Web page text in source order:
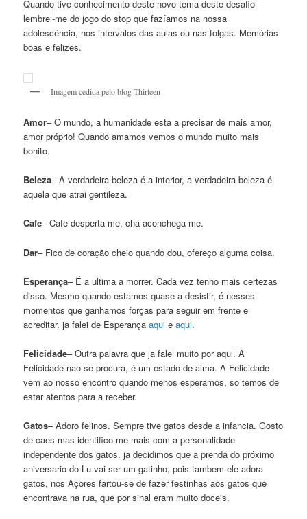
Quando tive conhecimento deste novo tema deste desafio
lembrei-me do jogo do stop que fazíamos na nossa
adolescência, nos intervalos das aulas ou nas folgas. Memórias
boas e felizes.
Imagem cedida pelo blog Thirteen
Amor– O mundo, a humanidade esta a precisar de mais amor,
amor próprio! Quando amamos vemos o mundo muito mais
bonito.
Beleza– A verdadeira beleza é a interior, a verdadeira beleza é
aquela que atrai gentileza.
Cafe– Cafe desperta-me, cha aconchega-me.
Dar– Fico de coração cheio quando dou, ofereço alguma coisa.
Esperança– É a ultima a morrer. Cada vez tenho mais certezas
disso. Mesmo quando estamos quase a desistir, é nesses
momentos que ganhamos forças para seguir em frente e
acreditar. ja falei de Esperançaaqui eaqui.
Felicidade– Outra palavra que ja falei muito por aqui. A
Felicidade nao se procura, é um estado de alma. A Felicidade
vem ao nosso encontro quando menos esperamos, so temos de
estar atentos para a receber.
Gatos– Adoro felinos. Sempre tive gatos desde a infancia. Gosto
de caes mas identifico-me mais com a personalidade
independente dos gatos. ja decidimos que a prenda do próximo
aniversario do Lu vai ser um gatinho, pois tambem ele adora
gatos, nos Açores fartou-se de fazer festinhas aos gatos que
encontrava na rua, que por sinal eram muito doceis.